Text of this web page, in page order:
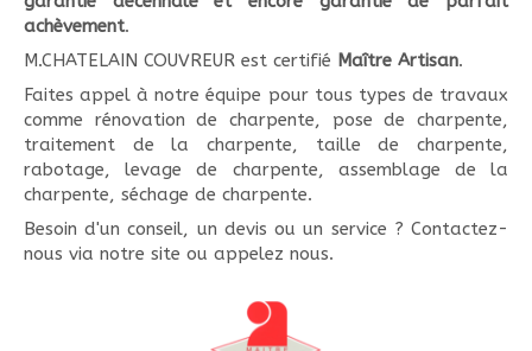
achèvement.
M.CHATELAIN COUVREUR est certifié Maître Artisan.
Faites appel à notre équipe pour tous types de travaux
comme rénovation de charpente, pose de charpente,
traitement de la charpente, taille de charpente,
rabotage, levage de charpente, assemblage de la
charpente, séchage de charpente.
Besoin d'un conseil, un devis ou un service ? Contactez-
nous via notre site ou appelez nous.